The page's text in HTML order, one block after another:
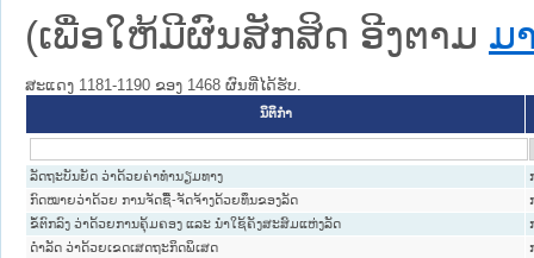
(ເພື່ອໃຫ້ມີຜົນສັກສິດ ອີງຕາມ ມ
ສະແດງ 1181-1190 ຂອງ 1468 ຜົນທີ່ໄດ້ຮັບ.
ນິຕິກໍາ
ລັດຖະບັນຍັດ ວ່າດ້ວຍຄ່າທຳນຽມທາງ
ກົດໝາຍວ່າດ້ວຍ ການຈັດຊື້-ຈັດຈ້າງດ້ວຍທຶນຂອງລັດ
ຂໍ້ຕົກລົງ ວ່າດ້ວຍການຄຸ້ມຄອງ ແລະ ນຳໃຊ້ຄັງສະສົມແຫ່ງລັດ
ດຳລັດ ວ່າດ້ວຍເຂດເສດຖະກິດພິເສດ